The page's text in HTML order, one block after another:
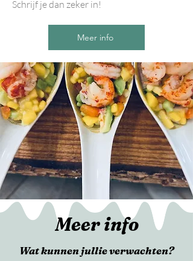
Schrijf je dan zeker in!
Meer info
Meer info
Wat kunnen jullie verwachten?